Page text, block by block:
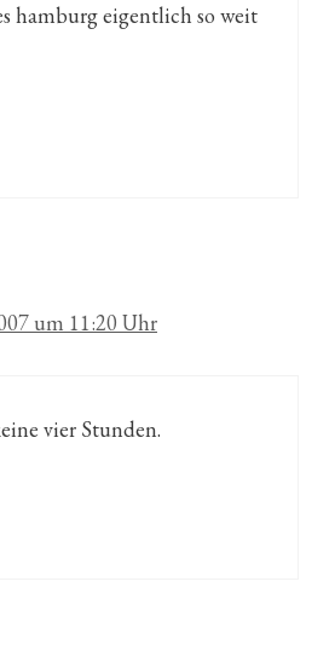
hamburg eigentlich so weit
um 11:20 Uhr
vier Stunden.